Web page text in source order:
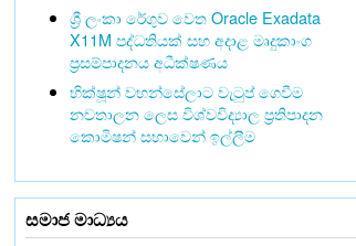
ශ්‍රී ලංකා රේගුව වෙත Oracle Exadata
X11M පද්ධතියක් සහ අදාළ මෘදුකාංග
ප්‍රසම්පාදනය අධීක්ෂණය
භික්ෂූන් වහන්සේලාට වැටුප් ගෙවීම
නවතාලන ලෙස විශ්වවිද්‍යාල ප්‍රතිපාදන
කොමිෂන් සභාවෙන් ඉල්ලීම
සමාජ මාධ්‍යය